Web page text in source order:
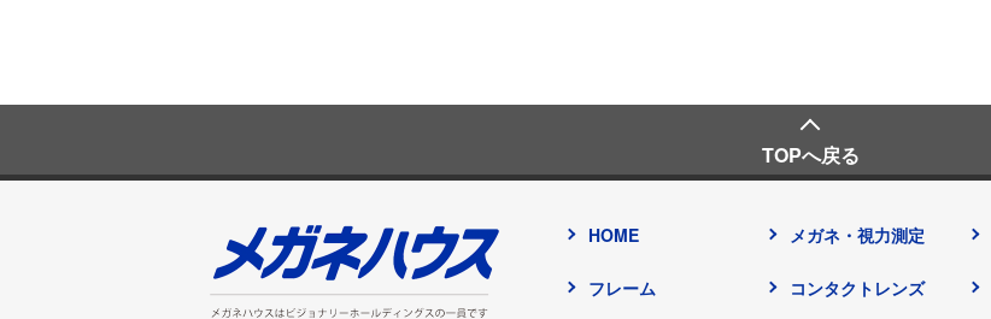
TOPへ戻る
HOME メガネ・視力測定
フレーム コンタクトレンズ